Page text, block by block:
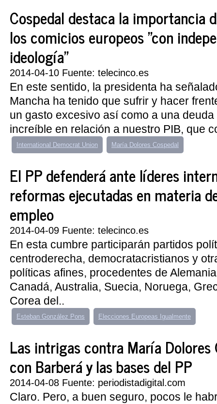
Cospedal destaca la importancia
los comicios europeos "con
ideología"
2014-04-10 Fuente: telecinco.es
En este sentido, la presidenta ha
Mancha ha tenido que sufrir y hacer
un gasto excesivo así como a una
increíble en relación a nuestro PIB, que
International Democrat Union María Dolores Cospedal
El PP defenderá ante líderes
reformas ejecutadas en materia
empleo
2014-04-09 Fuente: telecinco.es
En esta cumbre participarán partidos
centroderecha, democratacristianos y
políticas afines, procedentes de
Canadá, Australia, Suecia, Noruega,
Corea del..
Esteban González Pons Elecciones Europeas Igualmente
Las intrigas contra María Dolores
con Barberá y las bases del PP
2014-04-08 Fuente: periodistadigital.com
Claro. Pero, a buen seguro, pocos le